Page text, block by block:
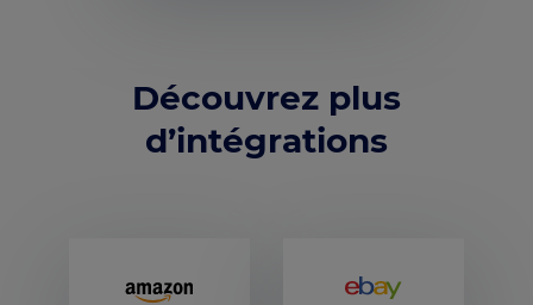
Découvrez plus
d’intégrations